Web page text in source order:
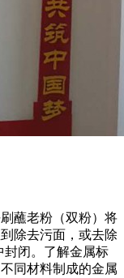
蘸老粉（双粉）将
除去污面，或去除
封闭。了解金属标
同材料制成的金属